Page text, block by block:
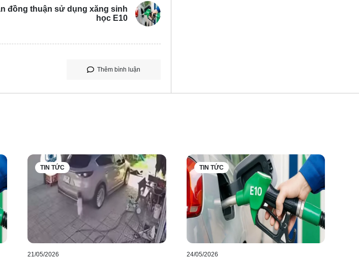
đồng thuận sử dụng xăng sinh
học E10
Thêm bình luận
TIN TỨC
21/05/2026
TIN TỨC
24/05/2026